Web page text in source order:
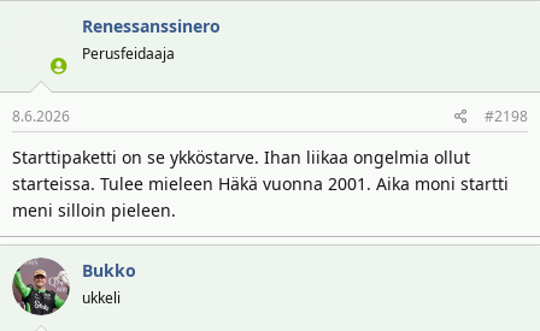
Renessanssinero
Perusfeidaaja
8.6.2026 #2198
Starttipaketti on se ykköstarve. Ihan liikaa ongelmia ollut
starteissa. Tulee mieleen Häkä vuonna 2001. Aika moni startti
meni silloin pieleen.
Bukko
ukkeli